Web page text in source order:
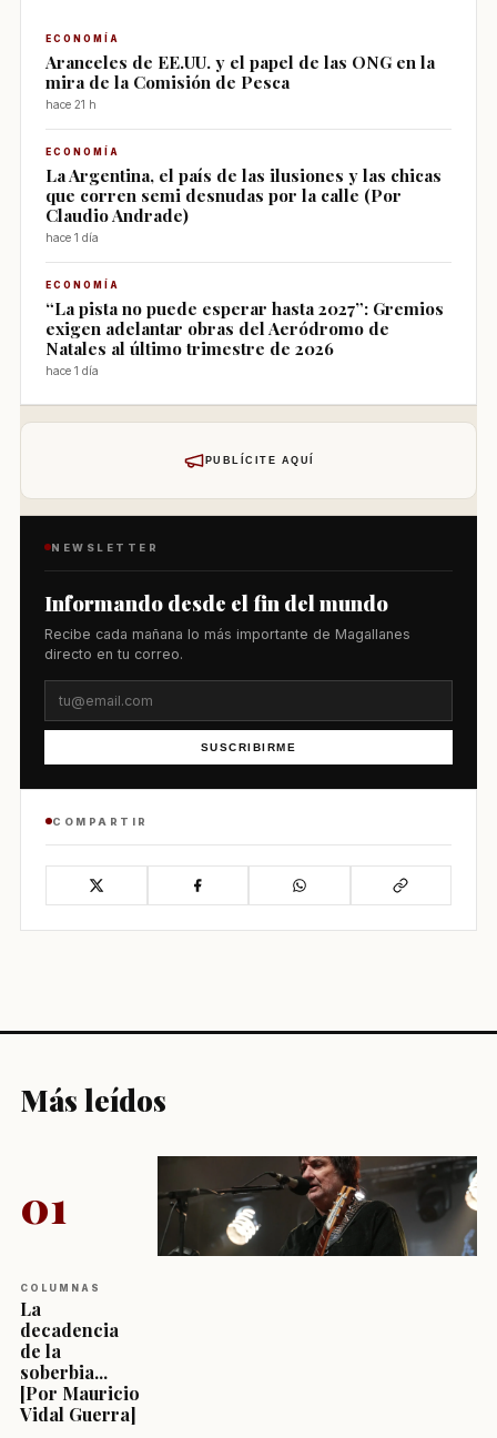
ECONOMÍA
Aranceles de EE.UU. y el papel de las ONG en la
mira de la Comisión de Pesca
hace 21 h
ECONOMÍA
La Argentina, el país de las ilusiones y las chicas
que corren semi desnudas por la calle (Por
Claudio Andrade)
hace 1 día
ECONOMÍA
“La pista no puede esperar hasta 2027”: Gremios
exigen adelantar obras del Aeródromo de
Natales al último trimestre de 2026
hace 1 día
PUBLÍCITE AQUÍ
NEWSLETTER
Informando desde el fin del mundo
Recibe cada mañana lo más importante de Magallanes
directo en tu correo.
SUSCRIBIRME
COMPARTIR
Más leídos
01
COLUMNAS
La
decadencia
de la
soberbia...
[Por Mauricio
Vidal Guerra]